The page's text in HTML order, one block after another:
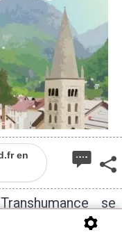
en
se
Etienne-de-